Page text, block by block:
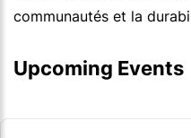
communautés et la
Upcoming Events